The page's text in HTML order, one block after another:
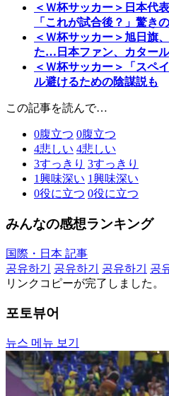
＜Ｗ杯サッカー＞日本代
「これが試合後？」驚き
＜Ｗ杯サッカー＞旭日旗
た…日本ファン、カター
＜Ｗ杯サッカー＞「スペ
ル避けるための陰謀説も
この記事を読んで…
0腹立つ 0腹立つ
4悲しい 4悲しい
3すっきり 3すっきり
1興味深い 1興味深い
0役に立つ 0役に立つ
みんなの感想ランキング
国際・日本 記事
공유하기
공유하기 공유하기 공
リンクコピーが完了しました。
포토뷰어
뉴스 메뉴 보기